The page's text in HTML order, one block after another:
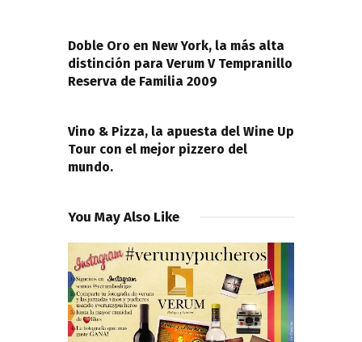
entradas
Doble Oro en New York, la más alta
distinción para Verum V Tempranillo
Reserva de Familia 2009
Vino & Pizza, la apuesta del Wine Up
Tour con el mejor pizzero del
mundo.
You May Also Like